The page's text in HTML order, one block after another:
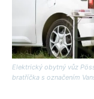
Elektrický obytný vůz
bratříčka s označením